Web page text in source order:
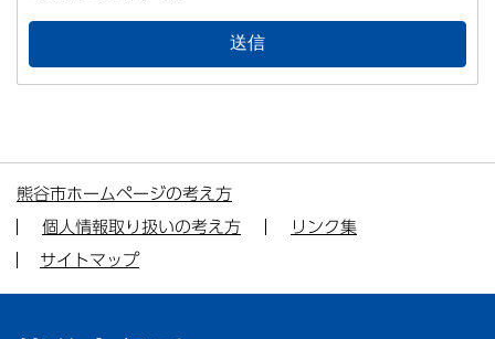
熊谷市ホームページの考え方
個人情報取り扱いの考え方
リンク集
サイトマップ